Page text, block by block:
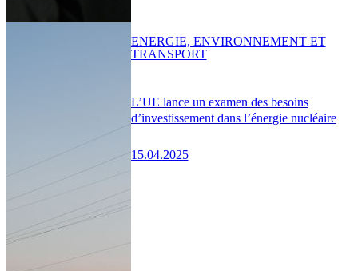
L’UE lance un examen des besoins
d’investissement dans l’énergie nucléaire
15.04.2025
ENERGIE, ENVIRONNEMENT ET
TRANSPORT